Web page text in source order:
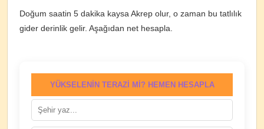
Doğum saatin 5 dakika kaysa Akrep olur, o zaman bu tatlılık
gider derinlik gelir. Aşağıdan net hesapla.
YÜKSELENIN TERAZI MI? HEMEN HESAPLA